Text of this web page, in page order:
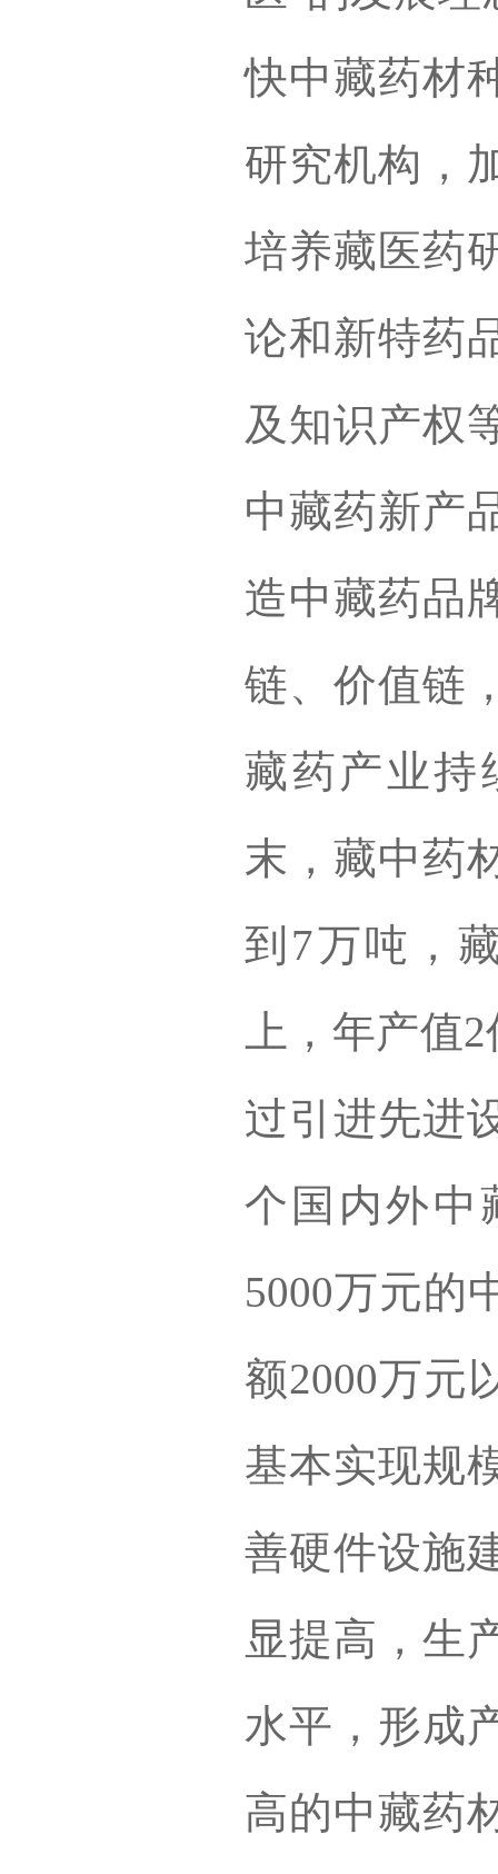
快中藏药材
研究机构，
培养藏医药
论和新特药
及知识产权
中藏药新产
造中藏药品
链、价值链
藏药产业持
末，藏中药
到7万吨，
上，年产值
过引进先进
个国内外中
5000万元的
额2000万元
基本实现规
善硬件设施
显提高，生
水平，形成
高的中藏药